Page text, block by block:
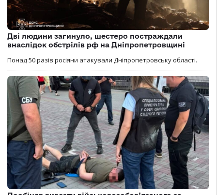
Дві людини загинуло, шестеро постраждали
внаслідок обстрілів рф на Дніпропетровщині
Понад 50 разів росіяни атакували Дніпропетровську області.